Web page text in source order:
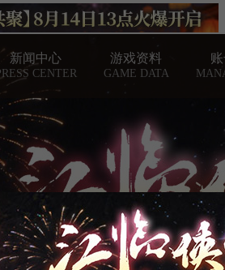
新闻中心
CENTER
游戏资料
GAME DATA